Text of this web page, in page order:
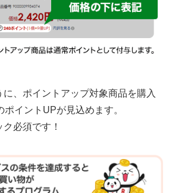
、ポイントアップ対象商品を購入
イントUPが見込めます。
必須です！